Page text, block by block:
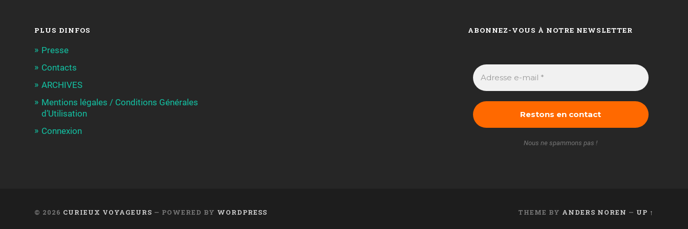
PLUS DINFOS
Presse
Contacts
ARCHIVES
Mentions légales / Conditions Générales
d’Utilisation
Connexion
ABONNEZ-VOUS À NOTRE NEWSLETTER
Nous ne spammons pas !
© 2026 CURIEUX VOYAGEURS — POWERED BY WORDPRESS THEME BY ANDERS NOREN — UP ↑